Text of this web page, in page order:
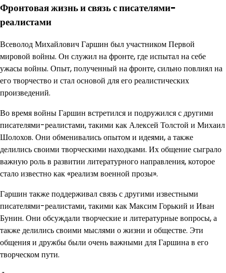
Фронтовая жизнь и связь с писателями-
реалистами
Всеволод Михайлович Гаршин был участником Первой
мировой войны. Он служил на фронте, где испытал на себе
ужасы войны. Опыт, полученный на фронте, сильно повлиял на
его творчество и стал основой для его реалистических
произведений.
Во время войны Гаршин встретился и подружился с другими
писателями-реалистами, такими как Алексей Толстой и Михаил
Шолохов. Они обменивались опытом и идеями, а также
делились своими творческими находками. Их общение сыграло
важную роль в развитии литературного направления, которое
стало известно как «реализм военной прозы».
Гаршин также поддерживал связь с другими известными
писателями-реалистами, такими как Максим Горький и Иван
Бунин. Они обсуждали творческие и литературные вопросы, а
также делились своими мыслями о жизни и обществе. Эти
общения и дружбы были очень важными для Гаршина в его
творческом пути.